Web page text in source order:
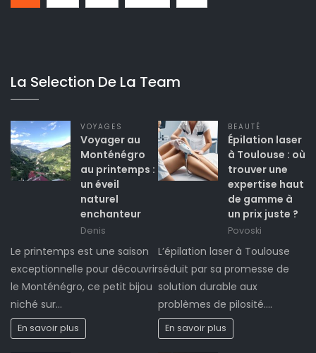
La Selection De La Team
VOYAGES
Voyager au
Monténégro
au printemps :
un éveil
naturel
enchanteur
Denis
Le printemps est une saison
exceptionnelle pour découvrir
le Monténégro, ce petit bijou
niché sur…
En savoir plus
BEAUTÉ
Épilation laser
à Toulouse : où
trouver une
expertise haut
de gamme à
un prix juste ?
Povoski
L’épilation laser à Toulouse
séduit par sa promesse de
solution durable aux
problèmes de pilosité.…
En savoir plus